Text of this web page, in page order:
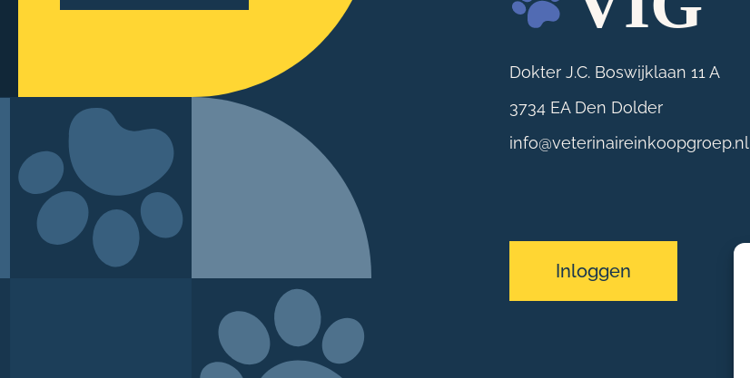
Dokter J.C. Boswijklaan 11 A
3734 EA Den Dolder
info@veterinaireinkoopgroep.nl
Inloggen